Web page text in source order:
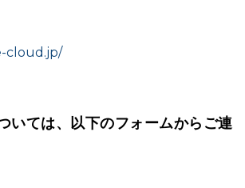
cloud.jp/
いては、以下のフォームからご連